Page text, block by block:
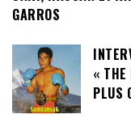
GARROS
« THE
PLUS